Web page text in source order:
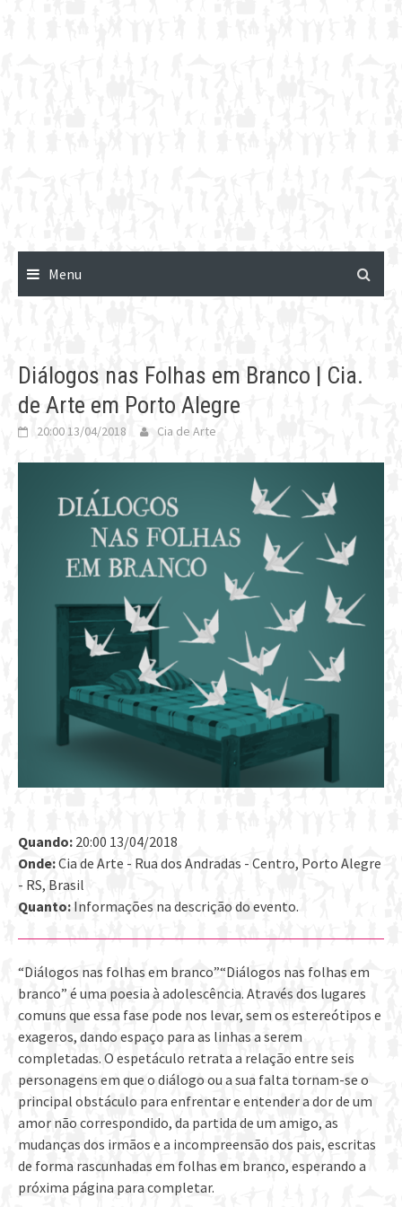
Menu
Diálogos nas Folhas em Branco | Cia.
de Arte em Porto Alegre
20:00 13/04/2018 Cia de Arte
Quando: 20:00 13/04/2018
Onde:Cia de Arte - Rua dos Andradas - Centro, Porto Alegre
- RS, Brasil
Quanto: Informações na descrição do evento.
“Diálogos nas folhas em branco”“Diálogos nas folhas em
branco” é uma poesia à adolescência. Através dos lugares
comuns que essa fase pode nos levar, sem os estereótipos e
exageros, dando espaço para as linhas a serem
completadas. O espetáculo retrata a relação entre seis
personagens em que o diálogo ou a sua falta tornam-se o
principal obstáculo para enfrentar e entender a dor de um
amor não correspondido, da partida de um amigo, as
mudanças dos irmãos e a incompreensão dos pais, escritas
de forma rascunhadas em folhas em branco, esperando a
próxima página para completar.